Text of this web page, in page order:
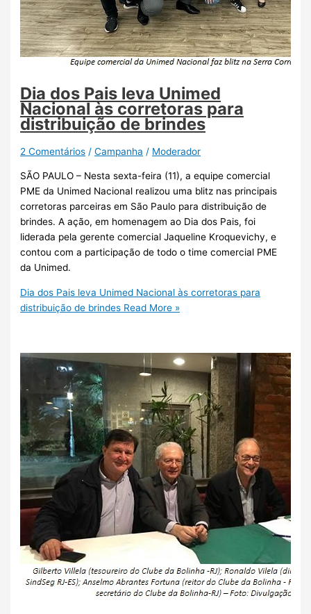
Dia dos Pais leva Unimed
Nacional às corretoras para
distribuição de brindes
2 Comentários /Campanha / Moderador
SÃO PAULO – Nesta sexta-feira (11), a equipe comercial
PME da Unimed Nacional realizou uma blitz nas principais
corretoras parceiras em São Paulo para distribuição de
brindes. A ação, em homenagem ao Dia dos Pais, foi
liderada pela gerente comercial Jaqueline Kroquevichy, e
contou com a participação de todo o time comercial PME
da Unimed.
Dia dos Pais leva Unimed Nacional às corretoras para
distribuição de brindes Read More »